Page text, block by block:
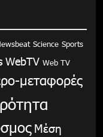
Science Sports
WebTV Web TV
μεταφορές
Μέση